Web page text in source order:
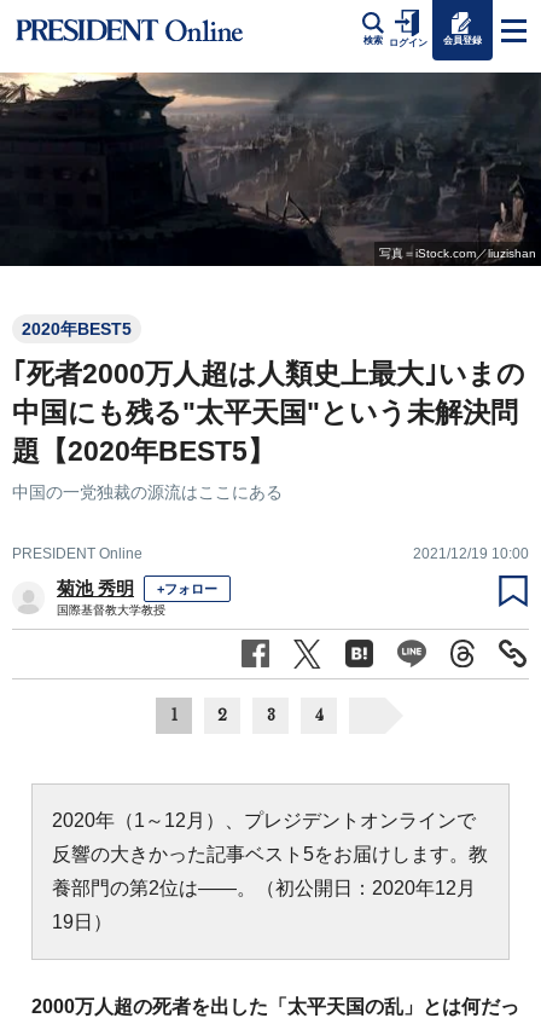
検索 ログイン 会員登録
写真＝iStock.com／liuzishan
2020年BEST5
｢死者2000万人超は人類史上最大｣いまの
中国にも残る"太平天国"という未解決問
題【2020年BEST5】
中国の一党独裁の源流はここにある
PRESIDENT Online 2021/12/19 10:00
菊池 秀明 +フォロー
国際基督教大学教授
1 2 3 4
2020年（1～12月）、プレジデントオンラインで
反響の大きかった記事ベスト5をお届けします。教
養部門の第2位は——。（初公開日：2020年12月
19日）
2000万人超の死者を出した「太平天国の乱」とは何だっ